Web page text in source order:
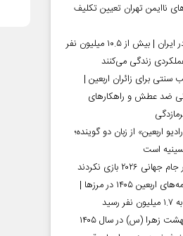
ناایمن تهران تعیین تکلیف
آمار معلولیت در ایران | بیش از ۱۰.۵ میلیون نفر
زندگی می‌کنند
برای زائران اربعین |
ضد عطش و راهکارهای
اربعین» از زبان دو گوینده؛
است
۲۰۲۶ بازی نکردند
آغاز رسمی برنامه‌های اربعین ۱۴۰۵ در مرز‌ها |
قیمت قبر در بهشت زهرا (س) در سال ۱۴۰۵